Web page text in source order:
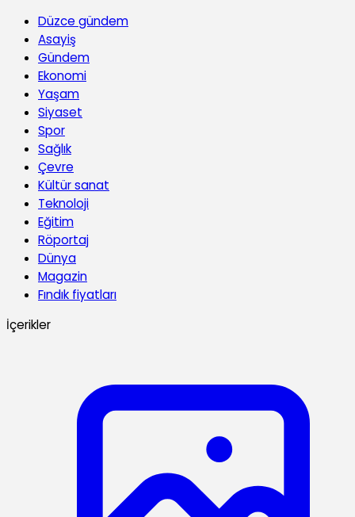
Düzce gündem
Asayiş
Gündem
Ekonomi
Yaşam
Siyaset
Spor
Sağlık
Çevre
Kültür sanat
Teknoloji
Eğitim
Röportaj
Dünya
Magazin
Fındık fiyatları
İçerikler